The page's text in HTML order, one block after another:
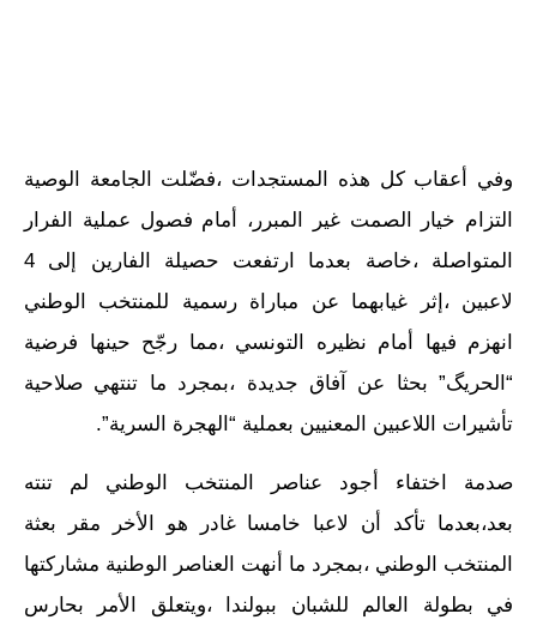
وفي أعقاب كل هذه المستجدات ،فضّلت الجامعة الوصية
التزام خيار الصمت غير المبرر، أمام فصول عملية الفرار
المتواصلة ،خاصة بعدما ارتفعت حصيلة الفارين إلى 4
لاعبين ،إثر غيابهما عن مباراة رسمية للمنتخب الوطني
انهزم فيها أمام نظيره التونسي ،مما رجّح حينها فرضية
“الحريگ” بحثا عن آفاق جديدة ،بمجرد ما تنتهي صلاحية
تأشيرات اللاعبين المعنيين بعملية “الهجرة السرية”.
صدمة اختفاء أجود عناصر المنتخب الوطني لم تنته
بعد،بعدما تأكد أن لاعبا خامسا غادر هو الأخر مقر بعثة
المنتخب الوطني ،بمجرد ما أنهت العناصر الوطنية مشاركتها
في بطولة العالم للشبان ببولندا ،ويتعلق الأمر بحارس